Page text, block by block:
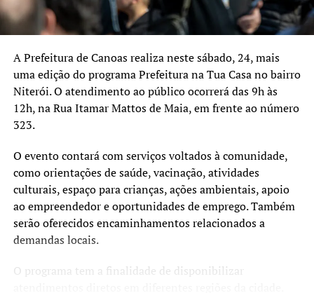
OT 50 anos – de militância por melhorias na saúde
OT 50 anos – de engajamento em causas ambientais
A Prefeitura de Canoas realiza neste sábado, 24, mais
uma edição do programa Prefeitura na Tua Casa no bairro
Niterói. O atendimento ao público ocorrerá das 9h às
12h, na Rua Itamar Mattos de Maia, em frente ao número
323.
O evento contará com serviços voltados à comunidade,
como orientações de saúde, vacinação, atividades
culturais, espaço para crianças, ações ambientais, apoio
ao empreendedor e oportunidades de emprego. Também
serão oferecidos encaminhamentos relacionados a
demandas locais.
O programa tem a finalidade de disponibilizar